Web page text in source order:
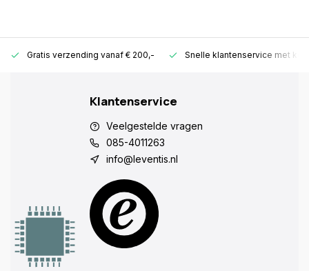
Gratis verzending vanaf € 200,- Snelle klantenservice met
Klantenservice
Veelgestelde vragen
085-4011263
info@leventis.nl